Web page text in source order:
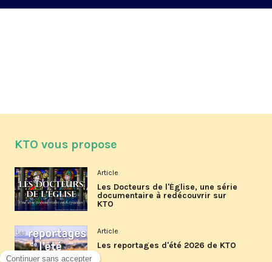
KTO vous propose
Article
Les Docteurs de l'Église, une série
documentaire à redécouvrir sur
KTO
Article
Les reportages d'été 2026 de KTO